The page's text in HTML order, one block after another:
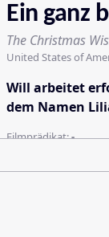
Ein ganz
The Christmas
United States of
Will arbeitet
dem Namen
Filmprädikat:-